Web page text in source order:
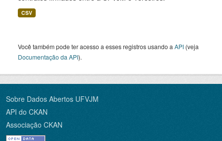
CSV
Você também pode ter acesso a esses registros usando a API (veja
Documentação da API).
Sobre Dados Abertos UFVJM
API do CKAN
Associação CKAN